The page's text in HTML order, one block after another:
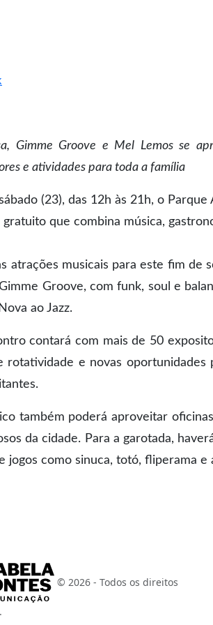
Gimme Groove e Mel Lemos se
e atividades para toda a família
(23), das 12h às 21h, o
que combina música,
atrações musicais para este fim de
Groove, com funk, soul e
ao Jazz.
contará com mais de 50
rotatividade e novas
também poderá aproveitar
da cidade. Para a garotada,
jogos como sinuca, totó, fliperama e
© 2026 - Todos os direitos